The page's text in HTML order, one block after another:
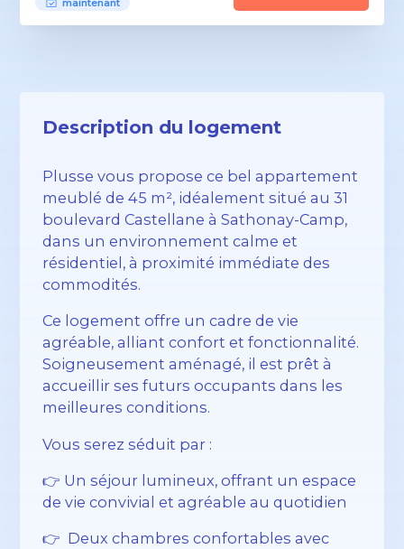
maintenant
Description du logement
Plusse vous propose ce bel appartement
meublé de 45 m², idéalement situé au 31
boulevard Castellane à Sathonay-Camp,
dans un environnement calme et
résidentiel, à proximité immédiate des
commodités.
Ce logement offre un cadre de vie
agréable, alliant confort et fonctionnalité.
Soigneusement aménagé, il est prêt à
accueillir ses futurs occupants dans les
meilleures conditions.
Vous serez séduit par :
👉 Un séjour lumineux, offrant un espace
de vie convivial et agréable au quotidien
👉 Deux chambres confortables avec